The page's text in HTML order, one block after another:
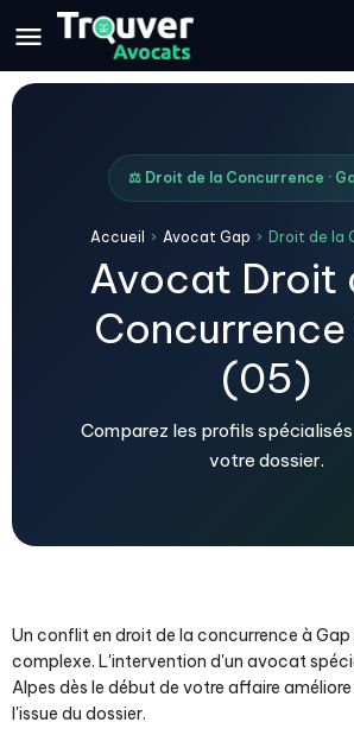
⚖️ Droit de la Concurrence ·
Accueil › Avocat Gap › Droit de la
Avocat Droit
(05)
Comparez les profils
votre dossier.
Un conflit en droit de la concurrence à
complexe. L'intervention d'un avocat
Alpes dès le début de votre affaire
l'issue du dossier.